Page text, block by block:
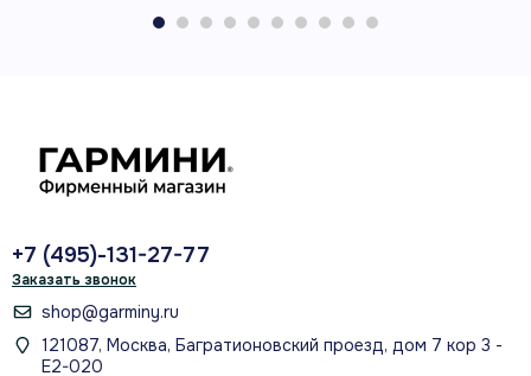
+7 (495)-131-27-77
Заказать звонок
shop@garminy.ru
121087, Москва, Багратионовский проезд, дом 7 кор 3 -
Е2-020